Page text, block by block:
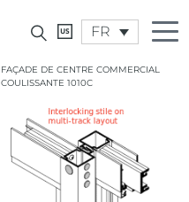
FR
FAÇADE DE CENTRE COMMERCIAL
COULISSANTE 1010C